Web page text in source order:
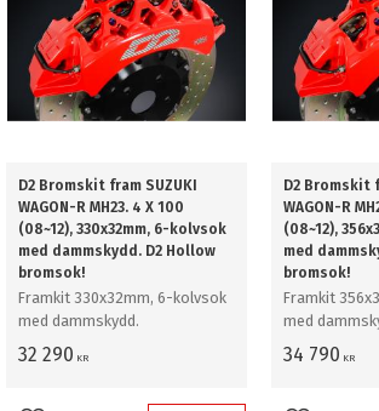
D2 Bromskit fram SUZUKI
WAGON-R MH23. 4 X 100
(08~12), 330x32mm, 6-kolvsok
med dammskydd. D2 Hollow
bromsok!
Framkit 330x32mm, 6-kolvsok
med dammskydd.
32 290 KR
D2 Bromskit
WAGON-R
(08~12),
med
bromsok!
Framkit
med
34 790 KR